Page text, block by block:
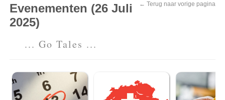
← Terug naar vorige pagina
Evenementen (26 Juli
2025)
... Go Tales ...